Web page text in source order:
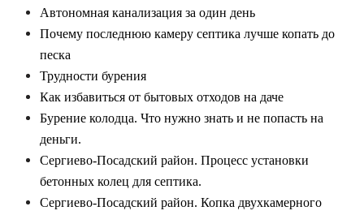
Автономная канализация за один день
Почему последнюю камеру септика лучше копать до
песка
Трудности бурения
Как избавиться от бытовых отходов на даче
Бурение колодца. Что нужно знать и не попасть на
деньги.
Сергиево-Посадский район. Процесс установки
бетонных колец для септика.
Сергиево-Посадский район. Копка двухкамерного